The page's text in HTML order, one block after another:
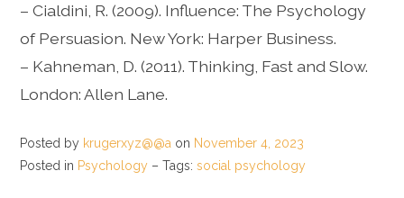
– Cialdini, R. (2009). Influence: The Psychology
of Persuasion. New York: Harper Business.
– Kahneman, D. (2011). Thinking, Fast and Slow.
London: Allen Lane.
Posted by krugerxyz@@a on November 4, 2023
Posted in Psychology – Tags:social psychology